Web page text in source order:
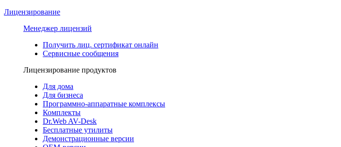
Лицензирование
Менеджер лицензий
Получить лиц. сертификат онлайн
Сервисные сообщения
Лицензирование продуктов
Для дома
Для бизнеса
Программно-аппаратные комплексы
Комплекты
Dr.Web AV-Desk
Бесплатные утилиты
Демонстрационные версии